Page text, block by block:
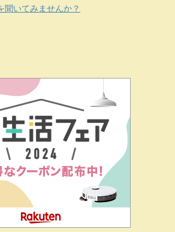
聞いてみませんか？